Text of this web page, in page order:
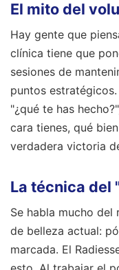
El mito del
Hay gente que
clínica tiene que
sesiones de
puntos
"¿qué te has
cara tienes, qué
verdadera victoria
La técnica del
Se habla mucho del
de belleza actual:
marcada. El